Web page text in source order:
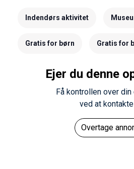
Indendørs aktivitet
Gratis for børn Gratis for
Ejer du denne
Få kontrollen over
ved at
Overtage